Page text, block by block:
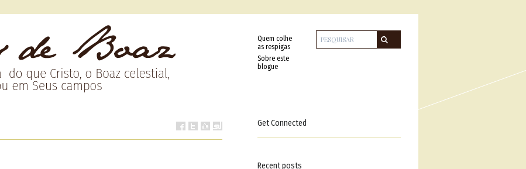
Quem colhe
as respigas
Sobre este
blogue
Get Connected
Recent posts